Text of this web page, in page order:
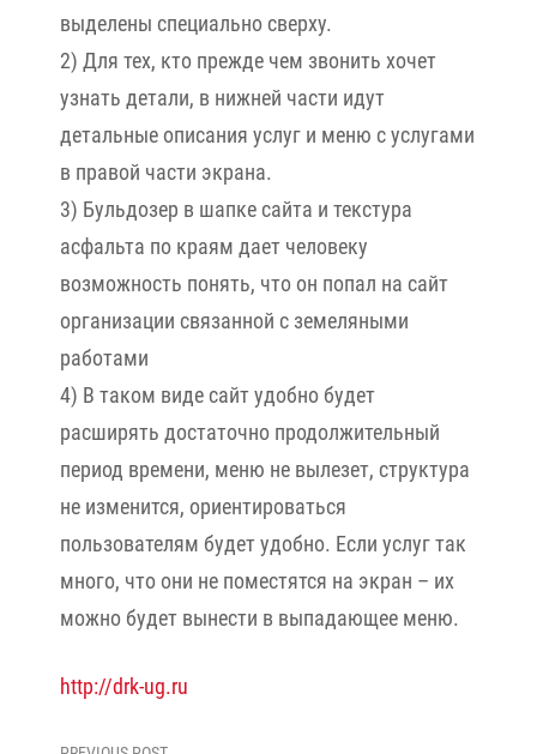
выделены специально сверху.
2) Для тех, кто прежде чем звонить хочет
узнать детали, в нижней части идут
детальные описания услуг и меню с услугами
в правой части экрана.
3) Бульдозер в шапке сайта и текстура
асфальта по краям дает человеку
возможность понять, что он попал на сайт
организации связанной с земеляными
работами
4) В таком виде сайт удобно будет
расширять достаточно продолжительный
период времени, меню не вылезет, структура
не изменится, ориентироваться
пользователям будет удобно. Если услуг так
много, что они не поместятся на экран – их
можно будет вынести в выпадающее меню.
http://drk-ug.ru